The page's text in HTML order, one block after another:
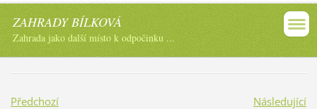
ZAHRADY BÍLKOVÁ
Zahrada jako další místo k odpočinku ...
Předchozí
Následující